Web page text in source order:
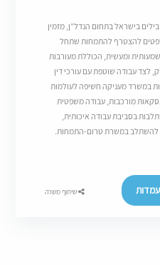
בישראל בתחום הנדל”ן, מזמין
להצטרף להתמחות שתחל
משמעותית ומעשית, הכוללת מעורבות
לצד עבודה שוטפת עם עורכי דין
במשרד מעניקה חשיפה לעולמות
עסקאות מורכבות, עבודה משפטית
בסביבת עבודה איכותית,
להשתלב במשרת טרום-התמחות.
שיתוף משרה